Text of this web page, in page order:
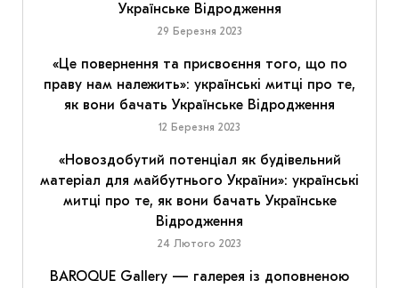
Українське Відродження
29 Березня 2023
«Це повернення та присвоєння того, що по
праву нам належить»: українські митці про те,
як вони бачать Українське Відродження
12 Березня 2023
«Новоздобутий потенціал як будівельний
матеріал для майбутнього України»: українські
митці про те, як вони бачать Українське
Відродження
24 Лютого 2023
BAROQUE Gallery — галерея із доповненою